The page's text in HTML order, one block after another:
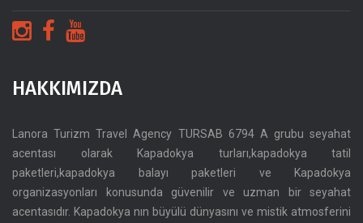
HAKKIMIZDA
Lanora Turizm Travel Agency TURSAB 6794 A grubu seyahat
acentası olarak Kapadokya turları,kapadokya tatil
paketleri,kapadokya balayı paketleri ve Kapadokya
organizasyonları konusunda güvenilir ve uzman bir seyahat
acentasıdır. Kapadokya nın büyülü dünyasını ve mistik atmosferini